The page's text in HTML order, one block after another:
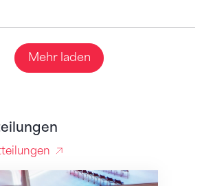
Mehr laden
die Zusammenarbeit